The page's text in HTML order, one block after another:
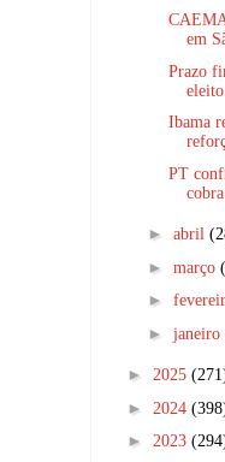
em
Prazo
Ibama
PT
► abril
► março
►
► janeiro
► 2025
► 2024
► 2023